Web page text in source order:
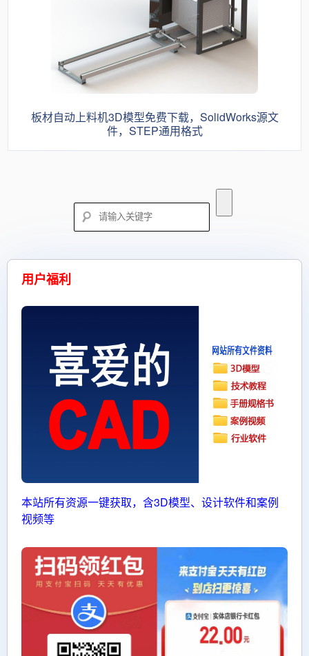
板材自动上料机3D模型免费下载，SolidWorks源文
件，STEP通用格式
用户福利
本站所有资源一键获取，含3D模型、设计软件和案例
视频等